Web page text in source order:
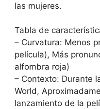
las mujeres.
Tabla de
– Curvatura: Menos
película), Más
alfombra roja)
– Contexto: Durante
World,
lanzamiento de la